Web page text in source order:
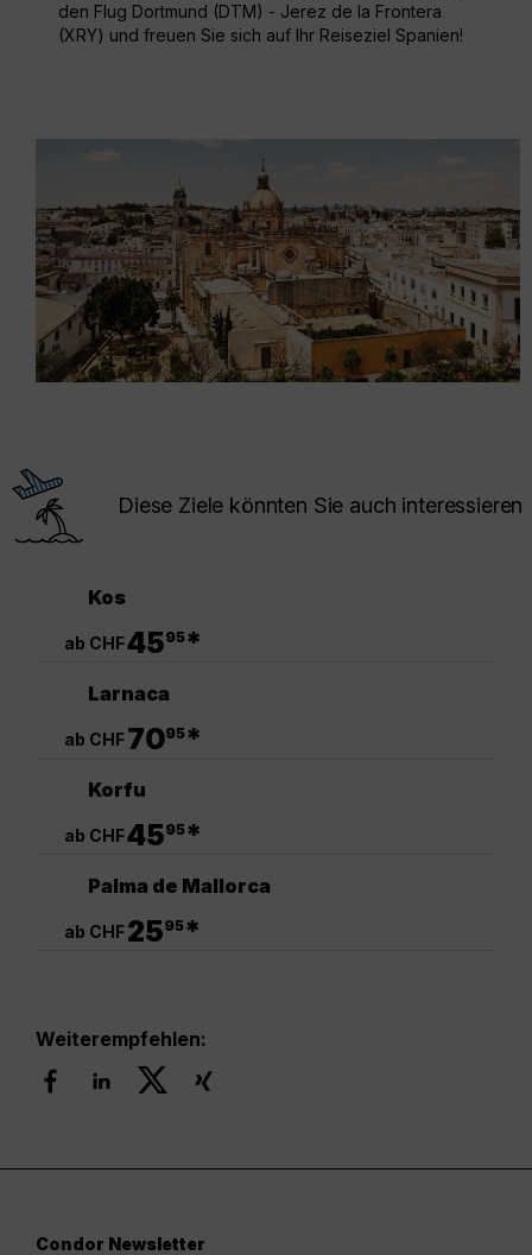
den Flug Dortmund (DTM) - Jerez de la Frontera
(XRY) und freuen Sie sich auf Ihr Reiseziel Spanien!
Diese Ziele könnten Sie auch interessieren
Kos
ab CHF4595*
Larnaca
ab CHF7095*
Korfu
ab CHF4595*
Palma de Mallorca
ab CHF2595*
Weiterempfehlen:
Condor Newsletter